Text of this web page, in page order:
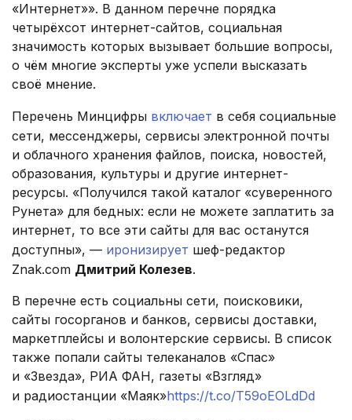
«Интернет»». В данном перечне порядка
четырёхсот интернет-сайтов, социальная
значимость которых вызывает большие вопросы,
о чём многие эксперты уже успели высказать
своё мнение.
Перечень Минцифры включает в себя социальные
сети, мессенджеры, сервисы электронной почты
и облачного хранения файлов, поиска, новостей,
образования, культуры и другие интернет-
ресурсы. «Получился такой каталог «суверенного
Рунета» для бедных: если не можете заплатить за
интернет, то все эти сайты для вас останутся
доступны», — иронизирует шеф-редактор
Znak.com Дмитрий Колезев.
В перечне есть социальны сети, поисковики,
сайты госорганов и банков, сервисы доставки,
маркетплейсы и волонтерские сервисы. В список
также попали сайты телеканалов «Спас»
и «Звезда», РИА ФАН, газеты «Взгляд»
и радиостанции «Маяк»https://t.co/T59oEOLdDd